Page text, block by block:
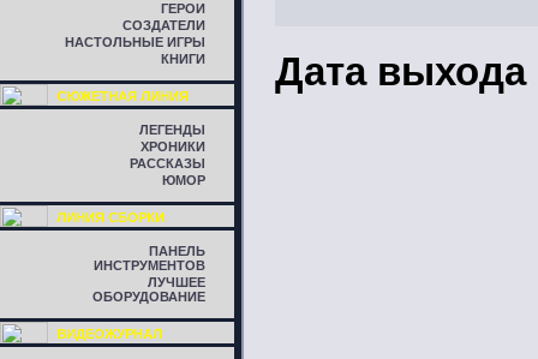
ГЕРОИ
СОЗДАТЕЛИ
НАСТОЛЬНЫЕ ИГРЫ
КНИГИ
СЮЖЕТНАЯ ЛИНИЯ
ЛЕГЕНДЫ
ХРОНИКИ
РАССКАЗЫ
ЮМОР
ЛИНИЯ СБОРКИ
ПАНЕЛЬ
ИНСТРУМЕНТОВ
ЛУЧШЕЕ
ОБОРУДОВАНИЕ
ВИДЕОЖУРНАЛ
Дата выхода